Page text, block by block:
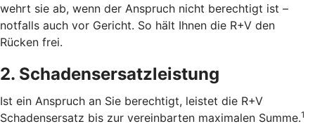
wehrt sie ab, wenn der Anspruch nicht berechtigt ist –
notfalls auch vor Gericht. So hält Ihnen die R+V den
Rücken frei.
2. Schadensersatzleistung
Ist ein Anspruch an Sie berechtigt, leistet die R+V
Schadensersatz bis zur vereinbarten maximalen Summe.1